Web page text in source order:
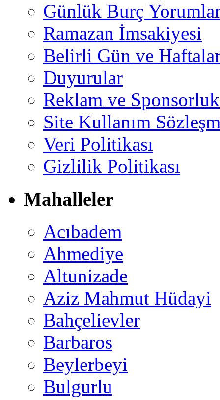
Günlük Burç
Ramazan İmsakiyesi
Belirli Gün ve
Duyurular
Reklam ve Sponsorluk
Site Kullanım
Veri Politikası
Gizlilik Politikası
Mahalleler
Acıbadem
Ahmediye
Altunizade
Aziz Mahmut Hüdayi
Bahçelievler
Barbaros
Beylerbeyi
Bulgurlu